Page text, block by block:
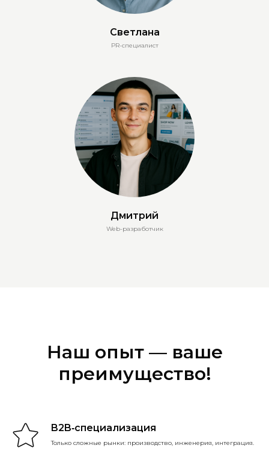
Светлана
PR-специалист
Дмитрий
Web-разработчик
Наш опыт — ваше
преимущество!
B2B‑специализация
Только сложные рынки: производство, инженерия, интеграция.